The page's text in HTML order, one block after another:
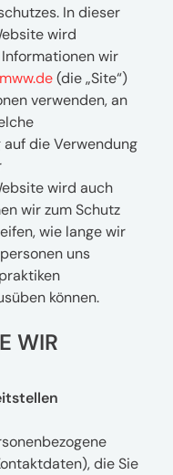
In dieser
wird
wir
(die „Site“)
verwenden, an
die Verwendung
wird auch
wir zum Schutz
wie lange wir
uns
können.
WIR
die Sie